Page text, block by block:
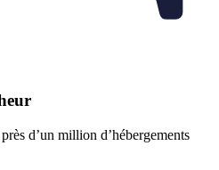
d’un million d’hébergements